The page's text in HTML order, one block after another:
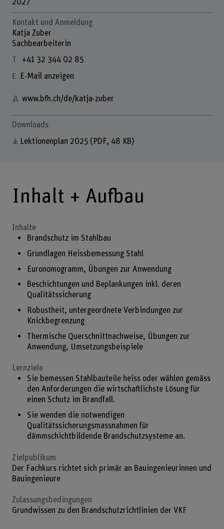
2027
Kontakt und Anmeldung
Katja Zuber
Sachbearbeiterin
+41 32 344 02 85
E-Mail anzeigen
www.bfh.ch/de/katja-zuber
Downloads
Lektionenplan 2025 (PDF, 48 KB)
Inhalt + Aufbau
Inhalte
Brandschutz im Stahlbau
Grundlagen Heissbemessung Stahl
Euronomogramm, Übungen zur Anwendung
Beschichtungen und Beplankungen inkl. deren
Qualitätssicherung
Robustheit, untergeordnete Verbindungen zur
Knickbegrenzung
Thermische Querschnittnachweise, Übungen zur
Anwendung, Umsetzungsbeispiele
Lernziele
Sie bemessen Stahlbauteile heiss oder wählen gemäss
den Anforderungen die wirtschaftlichste Lösung für
einen Schutz im Brandfall.
Sie wenden die notwendigen
Qualitätssicherungsmassnahmen für
dämmschichtbildende Brandschutzsysteme an.
Zielpublikum
Der Fachkurs richtet sich primär an Bauingenieurinnen und
Bauingenieure
Zulassungsbedingungen
Grundwissen zu den Brandschutzrichtlinien der VKF